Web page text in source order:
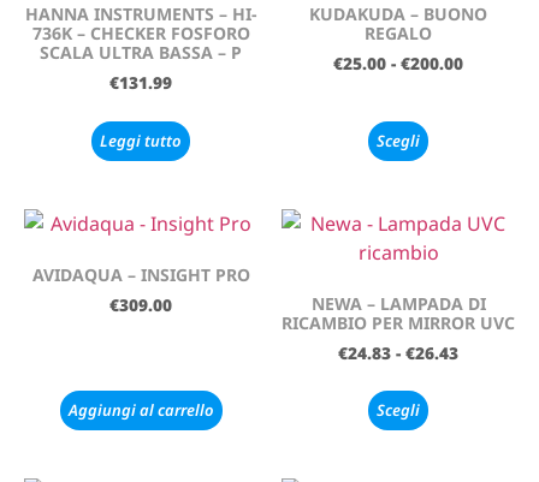
HANNA INSTRUMENTS – HI-
736K – CHECKER FOSFORO
SCALA ULTRA BASSA – P
€131.99
Leggi tutto
KUDAKUDA – BUONO
REGALO
€25.00 - €200.00
Scegli
AVIDAQUA – INSIGHT PRO
€309.00
Aggiungi al carrello
NEWA – LAMPADA DI
RICAMBIO PER MIRROR UVC
€24.83 - €26.43
Scegli